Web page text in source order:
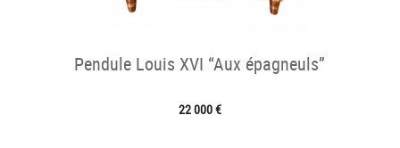
Pendule Louis XVI “Aux épagneuls”
22 000 €